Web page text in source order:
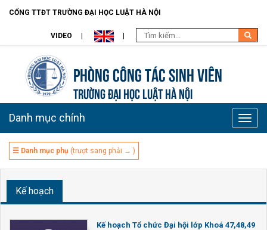
CỔNG TTĐT TRƯỜNG ĐẠI HỌC LUẬT HÀ NỘI
VIDEO
Phòng Công tác sinh viên
TRƯỜNG ĐẠI HỌC LUẬT HÀ NỘI
Toggle
Danh mục chính
☰ Danh mục phụ (trượt sang phải → )
Kế hoạch
Kế hoạch Tổ chức Đại hội lớp Khoá 47,48,49